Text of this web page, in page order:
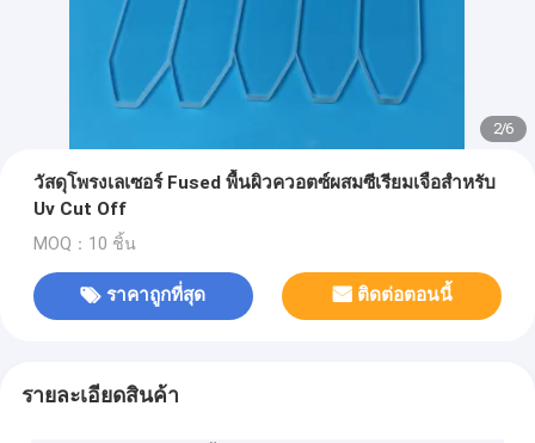
2/6
วัสดุโพรงเลเซอร์ Fused พื้นผิวควอตซ์ผสมซีเรียมเจือสำหรับ
Uv Cut Off
MOQ：10 ชิ้น
ราคาถูกที่สุด ติดต่อตอนนี้
รายละเอียดสินค้า